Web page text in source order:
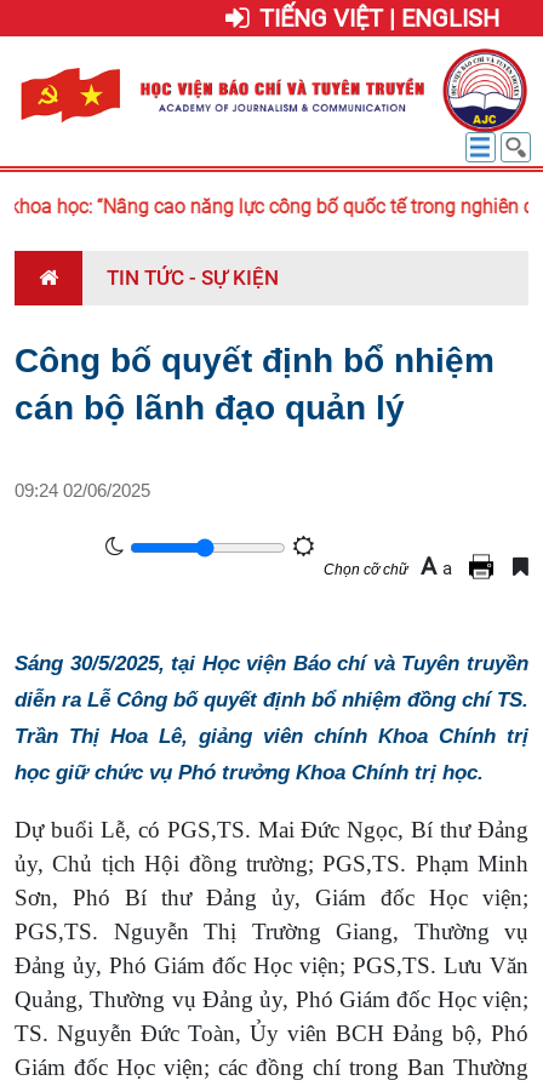
TIẾNG VIỆT | ENGLISH
học: “Nâng cao năng lực công bố quốc tế trong nghiên
TIN TỨC - SỰ KIỆN
Công bố quyết định bổ nhiệm
cán bộ lãnh đạo quản lý
09:24 02/06/2025
Chọn cỡ chữ A a
Sáng 30/5/2025, tại Học viện Báo chí và Tuyên truyền
diễn ra Lễ Công bố quyết định bổ nhiệm đồng chí TS.
Trần Thị Hoa Lê, giảng viên chính Khoa Chính trị
học giữ chức vụ Phó trưởng Khoa Chính trị học.
Dự buổi Lễ, có PGS,TS. Mai Đức Ngọc, Bí thư Đảng
ủy, Chủ tịch Hội đồng trường; PGS,TS. Phạm Minh
Sơn, Phó Bí thư Đảng ủy, Giám đốc Học viện;
PGS,TS. Nguyễn Thị Trường Giang, Thường vụ
Đảng ủy, Phó Giám đốc Học viện; PGS,TS. Lưu Văn
Quảng, Thường vụ Đảng ủy, Phó Giám đốc Học viện;
TS. Nguyễn Đức Toàn, Ủy viên BCH Đảng bộ, Phó
Giám đốc Học viện; các đồng chí trong Ban Thường